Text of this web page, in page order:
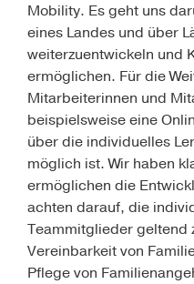
Mobility. Es geht uns
eines Landes und über
weiterzuentwickeln und
ermöglichen. Für die
Mitarbeiterinnen und
beispielsweise eine
über die individuelles
möglich ist. Wir haben
ermöglichen die
achten darauf, die
Teammitglieder geltend
Vereinbarkeit von
Pflege von